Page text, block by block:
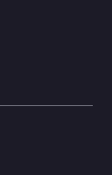
9EH